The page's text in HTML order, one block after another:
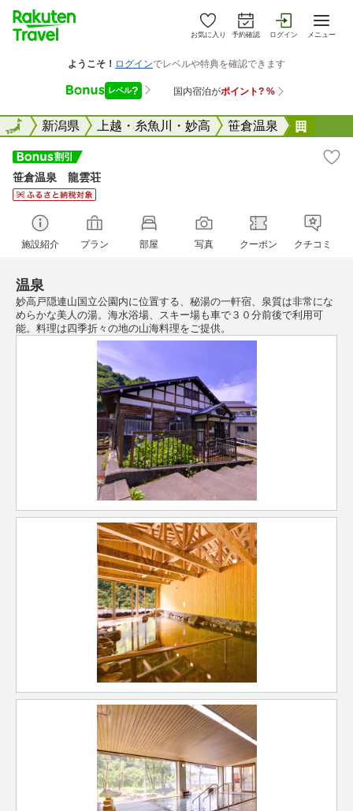
お気に入り 予約確認 ログイン メニュー
全国新潟県 上越・糸魚川・妙高 笹倉温泉
全国
笹倉温泉 龍雲荘
施設紹介 プラン 部屋 写真 クーポン クチコミ
温泉
妙高戸隠連山国立公園内に位置する、秘湯の一軒宿、泉質は非常にな
めらかな美人の湯。海水浴場、スキー場も車で３０分前後で利用可
能。料理は四季折々の地の山海料理をご提供。